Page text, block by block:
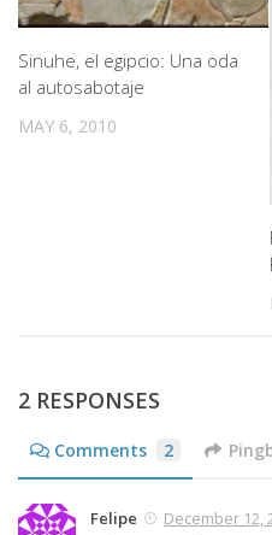
Sinuhe, el egipcio: Una oda
al autosabotaje
MAY 6, 2010
2 RESPONSES
Comments 2
Felipe
December 12,